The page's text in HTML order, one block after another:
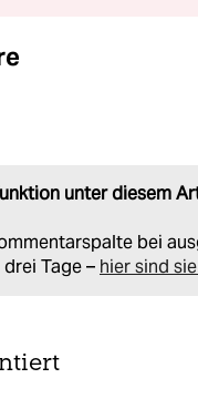
unter diesem
bei
Tage – hier sind